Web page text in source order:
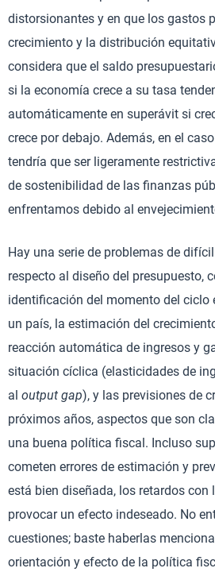
distorsionantes y en que los gastos
crecimiento y la distribución
considera que el saldo
si la economía crece a su tasa
automáticamente en superávit si
crece por debajo. Además, en el
tendría que ser ligeramente
de sostenibilidad de las finanzas
enfrentamos debido al
Hay una serie de problemas de
respecto al diseño del presupuesto,
identificación del momento del ciclo
un país, la estimación del
reacción automática de ingresos y
situación cíclica (elasticidades de
al output gap), y las previsiones de
próximos años, aspectos que son
una buena política fiscal. Incluso
cometen errores de estimación y
está bien diseñada, los retardos con
provocar un efecto indeseado. No
cuestiones; baste haberlas
orientación y efecto de la política